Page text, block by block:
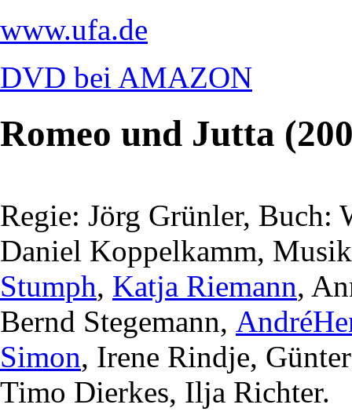
www.ufa.de
DVD bei AMAZON
Romeo und Jutta
Regie: Jörg Grünler, Buch:
Daniel Koppelkamm,
Stumph, Katja Riemann,
Bernd Stegemann,
Simon, Irene Rindje,
Timo Dierkes, Ilja Richter.